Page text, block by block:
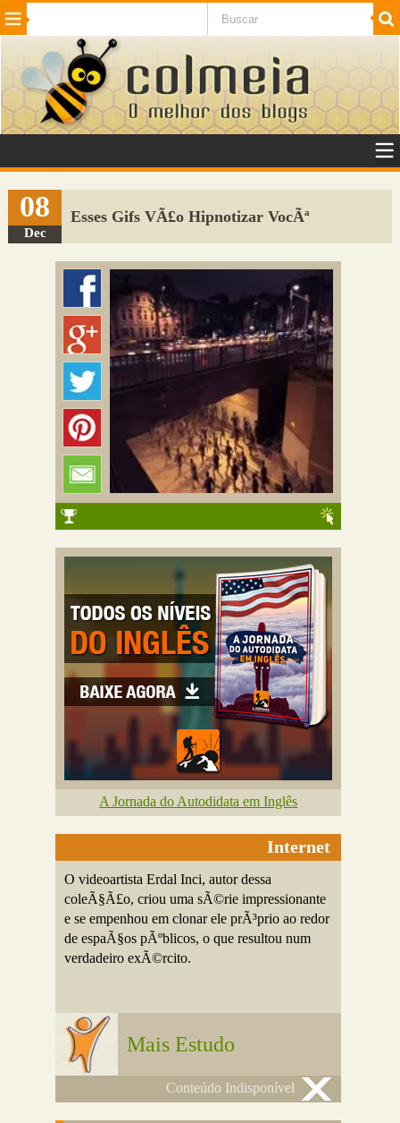
Beleza Cinema e TV
Internet Jogos NotÃ­cias SaÃºde
VeÃ­culos Adulto
Sugerir Link
Adicionar Blog
Colmeia Exchange
Perguntas Frequentes
08
Dec
Esses Gifs VÃ£o Hipnotizar VocÃª
A Jornada do Autodidata em Inglês
Internet
O videoartista Erdal Inci, autor dessa
coleÃ§Ã£o, criou uma sÃ©rie impressionante
e se empenhou em clonar ele prÃ³prio ao redor
de espaÃ§os pÃºblicos, o que resultou num
verdadeiro exÃ©rcito.
Mais Estudo
Conteúdo Indisponível